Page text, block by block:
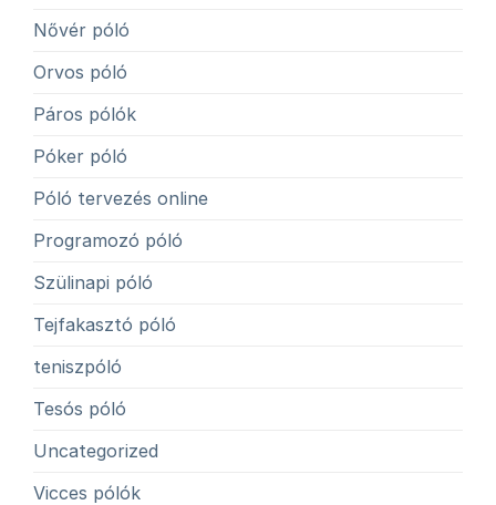
Nővér póló
Orvos póló
Páros pólók
Póker póló
Póló tervezés online
Programozó póló
Szülinapi póló
Tejfakasztó póló
teniszpóló
Tesós póló
Uncategorized
Vicces pólók